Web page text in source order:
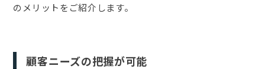
のメリットをご紹介します。
顧客ニーズの把握が可能